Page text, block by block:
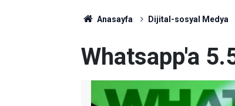
Anasayfa Dijital-sosyal Medya
Whatsapp'a